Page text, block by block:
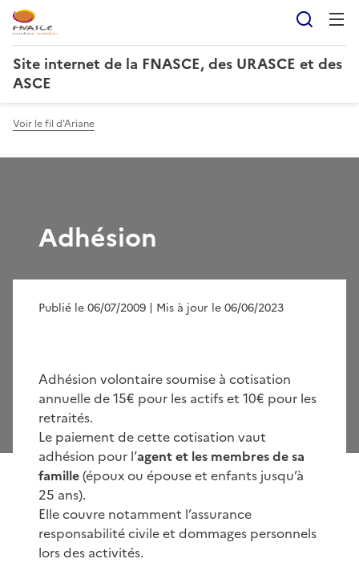
Site internet de la FNASCE, des URASCE et des
ASCE
Voir le fil d'Ariane
Adhésion
Publié le 06/07/2009 | Mis à jour le 06/06/2023
Adhésion volontaire soumise à cotisation
annuelle de 15€ pour les actifs et 10€ pour les
retraités.
Le paiement de cette cotisation vaut
adhésion pour l’agent et les membres de sa
famille(époux ou épouse et enfants jusqu’à
25 ans).
Elle couvre notamment l’assurance
responsabilité civile et dommages personnels
lors des activités.